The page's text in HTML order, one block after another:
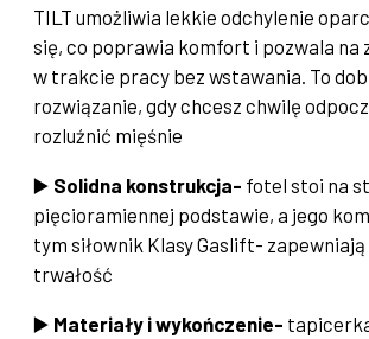
TILT umożliwia lekkie odchylenie
się, co poprawia komfort i pozwala na
w trakcie pracy bez wstawania. To
rozwiązanie, gdy chcesz chwilę
rozluźnić mięśnie
▶️ Solidna konstrukcja- fotel stoi na
pięcioramiennej podstawie, a jego
tym siłownik Klasy Gaslift- zapewniają
trwałość
▶️ Materiały i wykończenie-